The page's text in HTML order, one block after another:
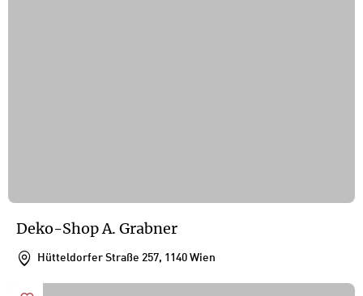
Deko-Shop A. Grabner
Hütteldorfer Straße 257, 1140 Wien